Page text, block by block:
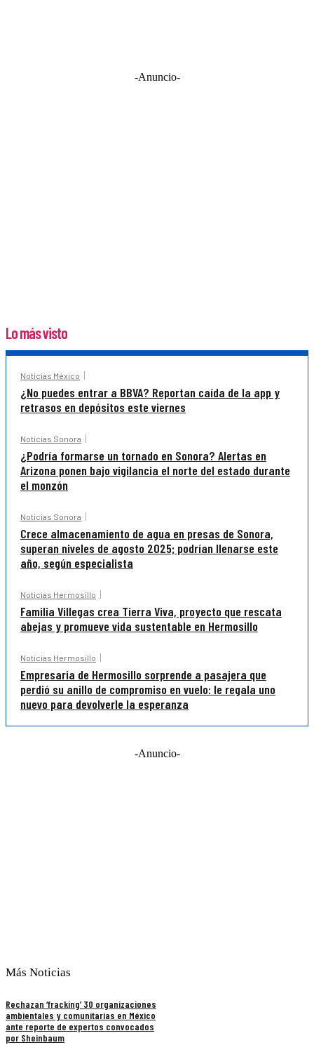
-Anuncio-
Lo más visto
Noticias México
¿No puedes entrar a BBVA? Reportan caída de la app y
retrasos en depósitos este viernes
Noticias Sonora
¿Podría formarse un tornado en Sonora? Alertas en
Arizona ponen bajo vigilancia el norte del estado durante
el monzón
Noticias Sonora
Crece almacenamiento de agua en presas de Sonora,
superan niveles de agosto 2025; podrían llenarse este
año, según especialista
Noticias Hermosillo
Familia Villegas crea Tierra Viva, proyecto que rescata
abejas y promueve vida sustentable en Hermosillo
Noticias Hermosillo
Empresaria de Hermosillo sorprende a pasajera que
perdió su anillo de compromiso en vuelo: le regala uno
nuevo para devolverle la esperanza
-Anuncio-
Más Noticias
Rechazan ‘fracking’ 30 organizaciones
ambientales y comunitarias en México
ante reporte de expertos convocados
por Sheinbaum